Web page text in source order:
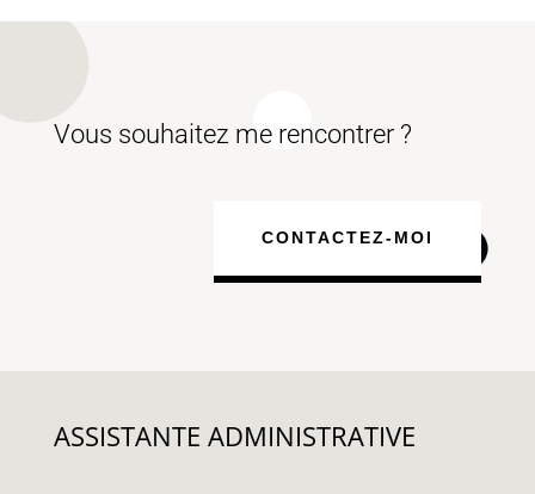
Vous souhaitez me rencontrer ?
CONTACTEZ-MOI
ASSISTANTE ADMINISTRATIVE